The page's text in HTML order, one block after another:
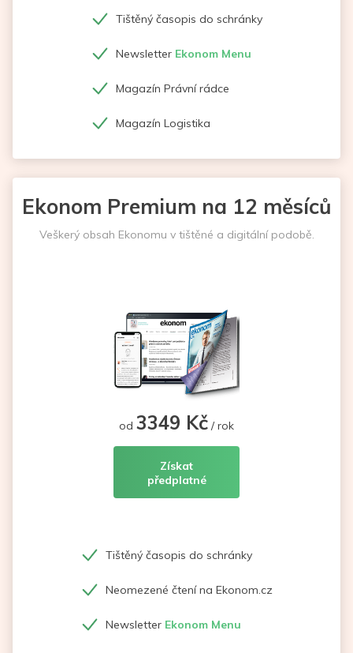
Tištěný časopis do schránky
Newsletter Ekonom Menu
Magazín Právní rádce
Magazín Logistika
Ekonom Premium na 12 měsíců
Veškerý obsah Ekonomu v tištěné a digitální podobě.
od 3349 Kč / rok
Získat
předplatné
Tištěný časopis do schránky
Neomezené čtení na Ekonom.cz
Newsletter Ekonom Menu